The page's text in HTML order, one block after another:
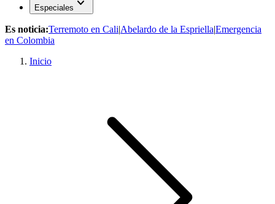
Especiales
Es noticia:Terremoto en Cali|Abelardo de la Espriella|Emergencia
en Colombia
Inicio